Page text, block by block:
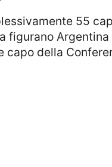
figurano
capo della